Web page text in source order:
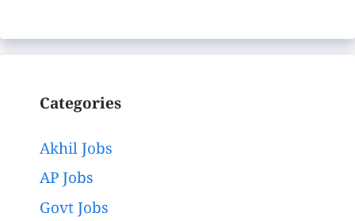
Categories
Akhil Jobs
AP Jobs
Govt Jobs